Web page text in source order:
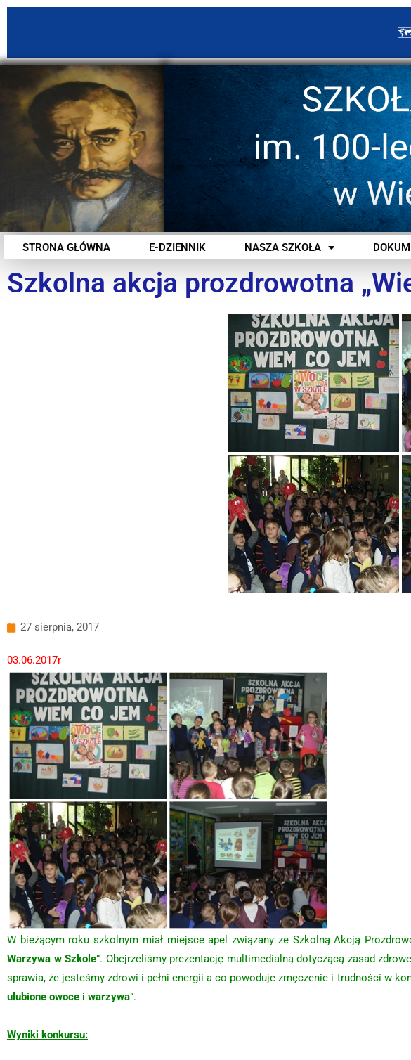
STRONA GŁÓWNA E-DZIENNIK NASZA SZKOŁA
Szkolna akcja prozdrowotna
27 sierpnia, 2017
03.06.2017r
W bieżącym roku szkolnym miał miejsce apel związany ze Szkolną Akcją
Warzywa w Szkole”. Obejrzeliśmy prezentację multimedialną dotyczącą zasad
sprawia, że jesteśmy zdrowi i pełni energii a co powoduje zmęczenie i trudności w
ulubione owoce i warzywa”.
Wyniki konkursu: